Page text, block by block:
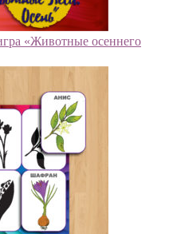
«Животные осеннего